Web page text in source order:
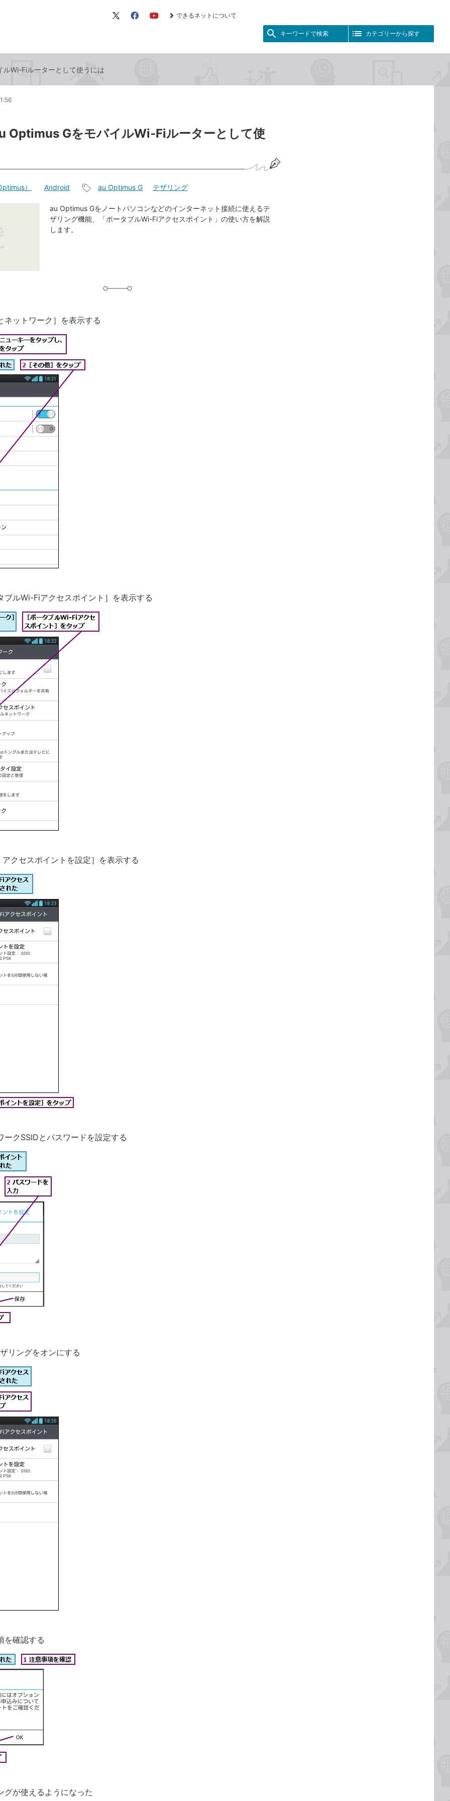
X（旧 FacebookYouTube
できるネットについて
キーワードで検索 カテゴリーから探す
Wi-Fiルーターとして使うには
Optimus GをモバイルWi-Fiルーターとして使
） Android
事
タ
au Optimus G テザリング
au Optimus Gをノートパソコンなどのインターネット接続に使えるテ
ザリング機能、「ポータブルWi-Fiアクセスポイント」の使い方を解説
します。
ネットワーク］を表示する
ブルWi-Fiアクセスポイント］を表示する
クセスポイントを設定］を表示する
ークSSIDとパスワードを設定する
リングをオンにする
を確認する
グが使えるようになった